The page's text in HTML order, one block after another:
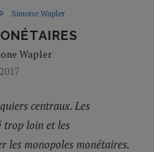
Simone Wapler
Wapler
centraux. Les
trop loin et les
les monopoles monétaires.